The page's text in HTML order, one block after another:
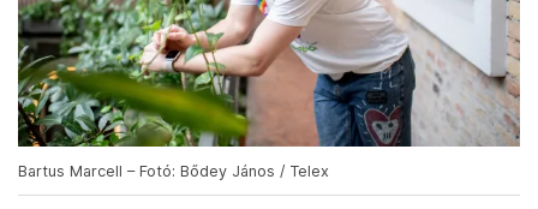
Bartus Marcell – Fotó: Bődey János / Telex